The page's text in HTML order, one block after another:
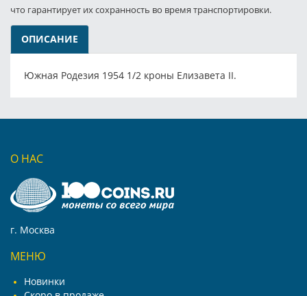
что гарантирует их сохранность во время транспортировки.
ОПИСАНИЕ
Южная Родезия 1954 1/2 кроны Елизавета II.
О НАС
г. Москва
МЕНЮ
Новинки